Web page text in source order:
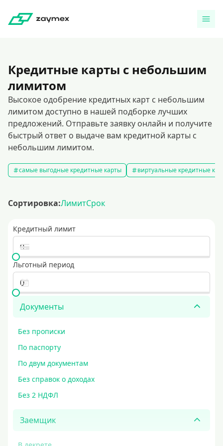
Кредитные карты с небольшим
лимитом
Высокое одобрение кредитных карт с небольшим
лимитом доступно в нашей подборке лучших
предложений. Отправьте заявку онлайн и получите
быстрый ответ о выдаче вам кредитной карты с
небольшим лимитом.
самые выгодные кредитные карты виртуальные кредитные
Сортировка:ЛимитСрок
Кредитный лимит
Льготный период
Документы
Без прописки
По паспорту
По двум документам
Без справок о доходах
Без 2 НДФЛ
Заемщик